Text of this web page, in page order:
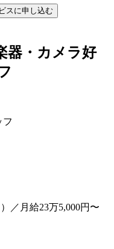
スに申し込む
器・カメラ好
フ
／月給23万5,000円〜